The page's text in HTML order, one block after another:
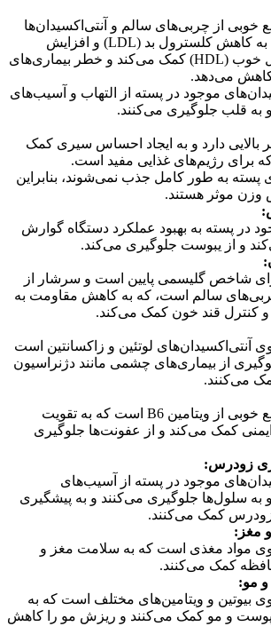
خوبی از چربی‌های سالم و آنتی‌اکسیدان‌ها
است که به کاهش کلسترول بد (LDL) و افزایش
کلسترول خوب (HDL) کمک می‌کند و خطر بیماری‌های
کاهش می‌دهد.
موجود در پسته از التهاب و آسیب‌های
به قلب جلوگیری می‌کنند.
بالایی دارد و به ایجاد احساس سیری کمک
برای رژیم‌های غذایی مفید است.
پسته به طور کامل جذب نمی‌شوند، بنابراین
وزن موثر هستند.
در پسته به بهبود عملکرد دستگاه گوارش
و از یبوست جلوگیری می‌کند.
شاخص گلیسمی پایین است و سرشار از
سالم است، که به کاهش مقاومت به
و کنترل قند خون کمک می‌کند.
آنتی‌اکسیدان‌های لوتئین و زاکسانتین است
از بیماری‌های چشمی مانند دژنراسیون
می‌کنند.
پسته منبع خوبی از ویتامین B6 است که به تقویت
کمک می‌کند و از عفونت‌ها جلوگیری
زودرس:
موجود در پسته از آسیب‌های
به سلول‌ها جلوگیری می‌کنند و به پیشگیری
زودرس کمک می‌کنند.
مغز:
مواد مغذی است که به سلامت مغز و
کمک می‌کنند.
مو:
بیوتین و ویتامین‌های مختلف است که به
و مو کمک می‌کنند و ریزش مو را کاهش